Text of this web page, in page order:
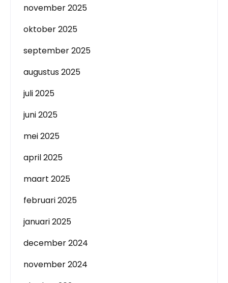
november 2025
oktober 2025
september 2025
augustus 2025
juli 2025
juni 2025
mei 2025
april 2025
maart 2025
februari 2025
januari 2025
december 2024
november 2024